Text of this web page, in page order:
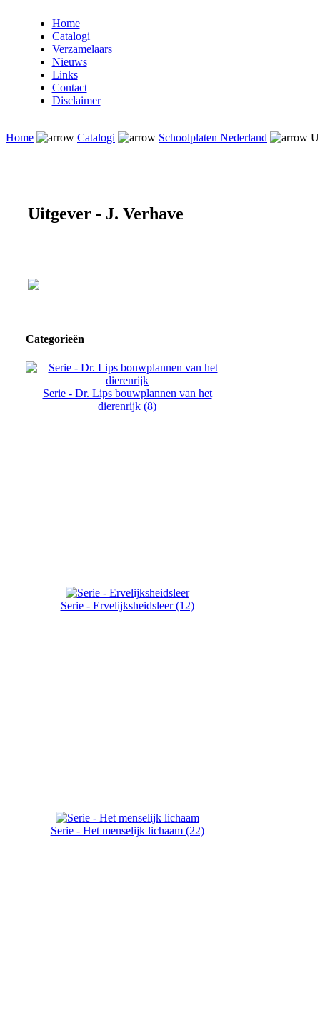
Home
Catalogi
Verzamelaars
Nieuws
Links
Contact
Disclaimer
Home Catalogi Schoolplaten Nederland
Uitgever - J. Verhave
Categorieën
Serie - Dr. Lips bouwplannen van het
dierenrijk (8)
Serie - Ervelijksheidsleer (12)
Serie - Het menselijk lichaam (22)